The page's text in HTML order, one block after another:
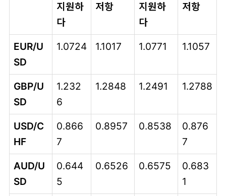
지원하
다
저항
지원하
다
저항
EUR/U
SD
1.0724 1.1017 1.0771 1.1057
GBP/U
SD
1.232
6
1.2848 1.2491 1.2788
USD/C
HF
0.866
7
0.8957 0.8538
0.876
7
AUD/U
SD
0.644
5
0.6526 0.6575
0.683
1